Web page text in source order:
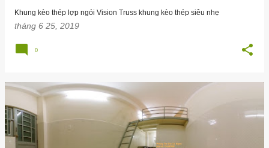
Khung kèo thép lợp ngói Vision Truss khung kèo thép siêu nhẹ
tháng 6 25, 2019
0